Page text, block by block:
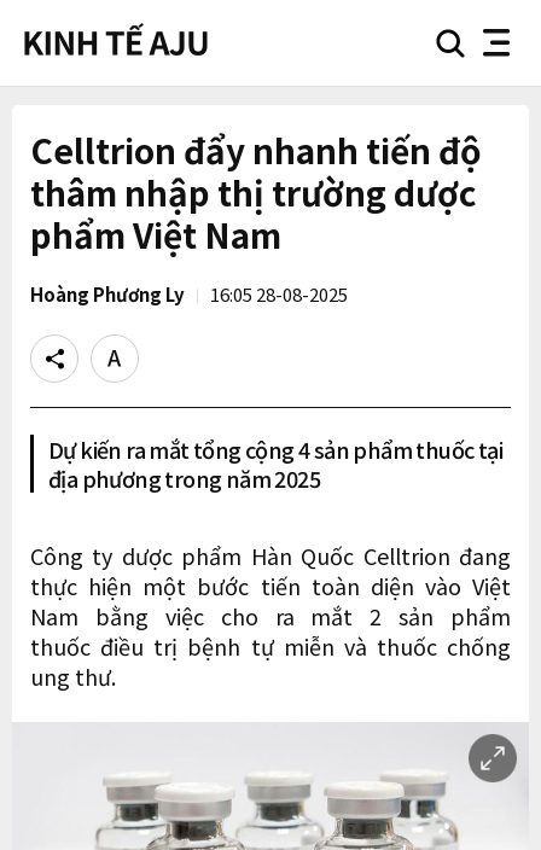
searchnav
Celltrion đẩy nhanh tiến độ
thâm nhập thị trường dược
phẩm Việt Nam
Hoàng Phương Ly 16:05 28-08-2025
Share
Text
size
Dự kiến ra mắt tổng cộng 4 sản phẩm thuốc tại
địa phương trong năm 2025
Công ty dược phẩm Hàn Quốc Celltrion đang
thực hiện một bước tiến toàn diện vào Việt
Nam bằng việc cho ra mắt 2 sản phẩm
thuốc điều trị bệnh tự miễn và thuốc chống
ung thư.